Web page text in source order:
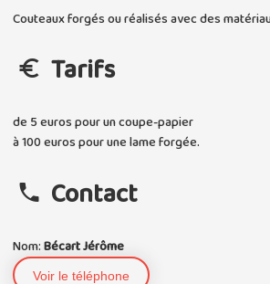
Couteaux forgés ou réalisés avec des
Tarifs
de 5 euros pour un coupe-papier
à 100 euros pour une lame forgée.
Contact
Nom:Bécart Jérôme
Voir le téléphone